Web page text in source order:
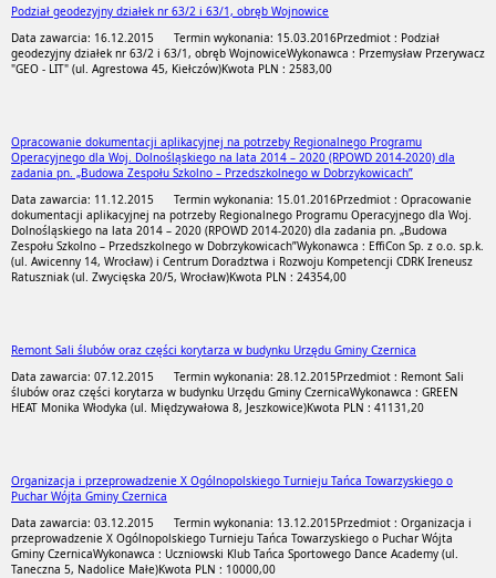
Podział geodezyjny działek nr 63/2 i 63/1, obręb Wojnowice
Data zawarcia: 16.12.2015 Termin wykonania: 15.03.2016Przedmiot : Podział
geodezyjny działek nr 63/2 i 63/1, obręb WojnowiceWykonawca : Przemysław Przerywacz
"GEO - LIT" (ul. Agrestowa 45, Kiełczów)Kwota PLN : 2583,00
Opracowanie dokumentacji aplikacyjnej na potrzeby Regionalnego Programu
Operacyjnego dla Woj. Dolnośląskiego na lata 2014 – 2020 (RPOWD 2014-2020) dla
zadania pn. „Budowa Zespołu Szkolno – Przedszkolnego w Dobrzykowicach”
Data zawarcia: 11.12.2015 Termin wykonania: 15.01.2016Przedmiot : Opracowanie
dokumentacji aplikacyjnej na potrzeby Regionalnego Programu Operacyjnego dla Woj.
Dolnośląskiego na lata 2014 – 2020 (RPOWD 2014-2020) dla zadania pn. „Budowa
Zespołu Szkolno – Przedszkolnego w Dobrzykowicach”Wykonawca : EffiCon Sp. z o.o. sp.k.
(ul. Awicenny 14, Wrocław) i Centrum Doradztwa i Rozwoju Kompetencji CDRK Ireneusz
Ratuszniak (ul. Zwycięska 20/5, Wrocław)Kwota PLN : 24354,00
Remont Sali ślubów oraz części korytarza w budynku Urzędu Gminy Czernica
Data zawarcia: 07.12.2015 Termin wykonania: 28.12.2015Przedmiot : Remont Sali
ślubów oraz części korytarza w budynku Urzędu Gminy CzernicaWykonawca : GREEN
HEAT Monika Włodyka (ul. Międzywałowa 8, Jeszkowice)Kwota PLN : 41131,20
Organizacja i przeprowadzenie X Ogólnopolskiego Turnieju Tańca Towarzyskiego o
Puchar Wójta Gminy Czernica
Data zawarcia: 03.12.2015 Termin wykonania: 13.12.2015Przedmiot : Organizacja i
przeprowadzenie X Ogólnopolskiego Turnieju Tańca Towarzyskiego o Puchar Wójta
Gminy CzernicaWykonawca : Uczniowski Klub Tańca Sportowego Dance Academy (ul.
Taneczna 5, Nadolice Małe)Kwota PLN : 10000,00